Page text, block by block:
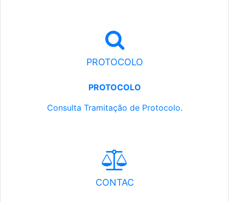
PROTOCOLO
PROTOCOLO
Consulta Tramitação de Protocolo.
CONTAC